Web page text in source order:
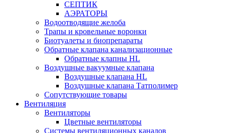
СЕПТИК
АЭРАТОРЫ
Водоотводящие желоба
Трапы и кровельные воронки
Биотуалеты и биопрепараты
Обратные клапана канализационные
Обратные клапны HL
Воздушные вакуумные клапана
Воздушные клапана HL
Воздушные клапана Татполимер
Сопутствующие товары
Вентиляция
Вентиляторы
Цветные вентиляторы
Системы вентиляционных каналов